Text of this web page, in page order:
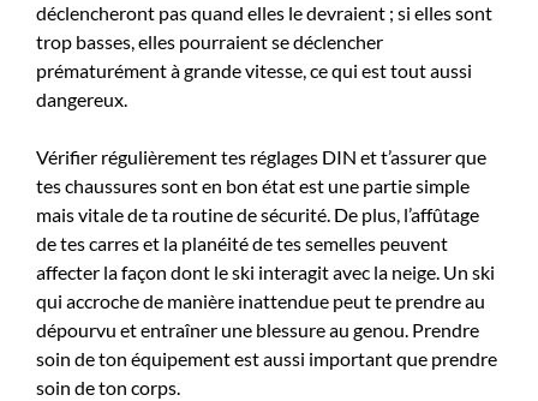
déclencheront pas quand elles le devraient ; si elles sont
trop basses, elles pourraient se déclencher
prématurément à grande vitesse, ce qui est tout aussi
dangereux.
Vérifier régulièrement tes réglages DIN et t’assurer que
tes chaussures sont en bon état est une partie simple
mais vitale de ta routine de sécurité. De plus, l’affûtage
de tes carres et la planéité de tes semelles peuvent
affecter la façon dont le ski interagit avec la neige. Un ski
qui accroche de manière inattendue peut te prendre au
dépourvu et entraîner une blessure au genou. Prendre
soin de ton équipement est aussi important que prendre
soin de ton corps.